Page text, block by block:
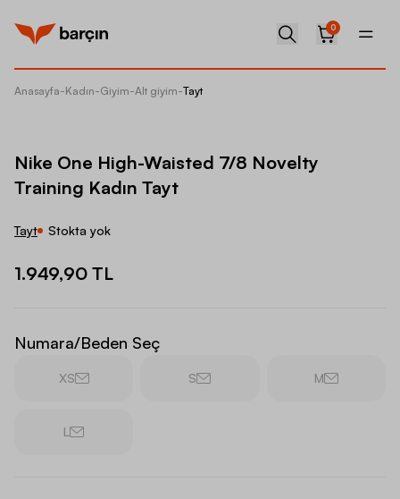
0
Anasayfa-Kadın-Giyim-Alt giyim-Tayt
Nike One High-Waisted 7/8 Novelty
Training Kadın Tayt
Tayt Stokta yok
1.949,90 TL
Numara/Beden Seç
XS S M
L